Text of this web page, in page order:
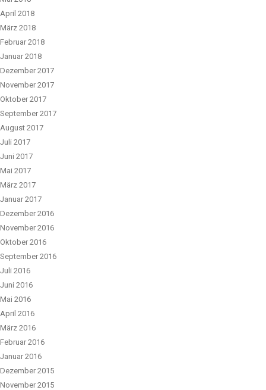
April 2018
März 2018
Februar 2018
Januar 2018
Dezember 2017
November 2017
Oktober 2017
September 2017
August 2017
Juli 2017
Juni 2017
Mai 2017
März 2017
Januar 2017
Dezember 2016
November 2016
Oktober 2016
September 2016
Juli 2016
Juni 2016
Mai 2016
April 2016
März 2016
Februar 2016
Januar 2016
Dezember 2015
November 2015